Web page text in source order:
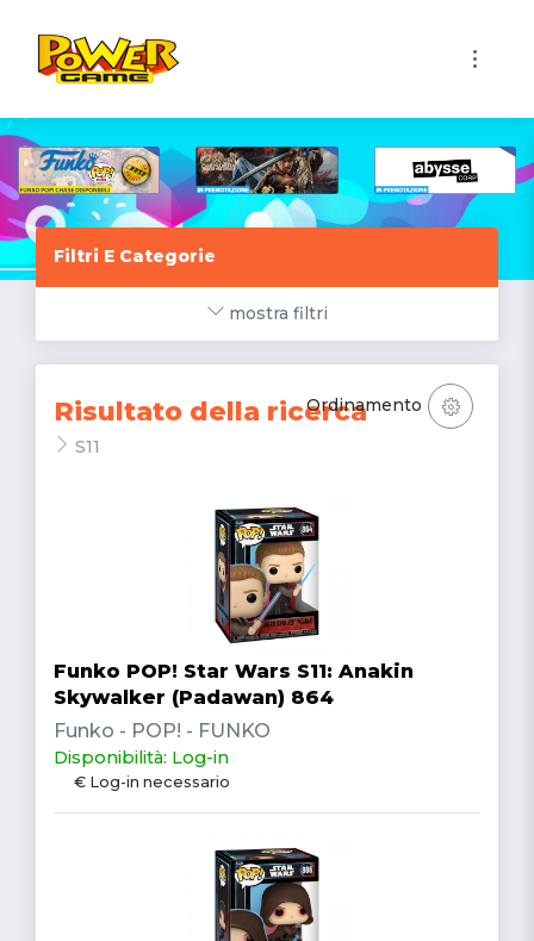
Filtri E Categorie
mostra filtri
Risultato della ricerca
S11
Ordinamento
Funko POP! Star Wars S11: Anakin
Skywalker (Padawan) 864
Funko - POP! - FUNKO
Disponibilità: Log-in
€ Log-in necessario